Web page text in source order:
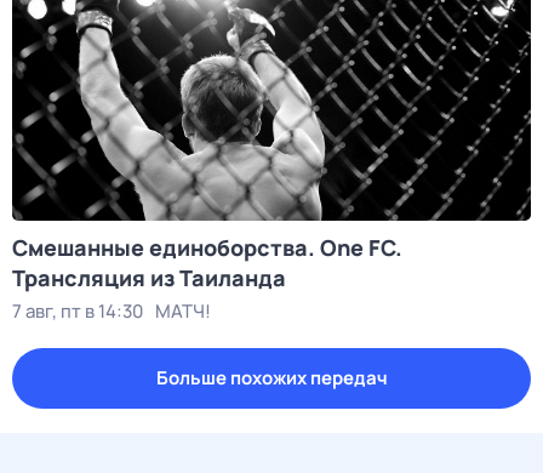
Смешанные единоборства. One FC.
Трансляция из Таиланда
7 авг, пт в 14:30 МАТЧ!
Больше похожих передач